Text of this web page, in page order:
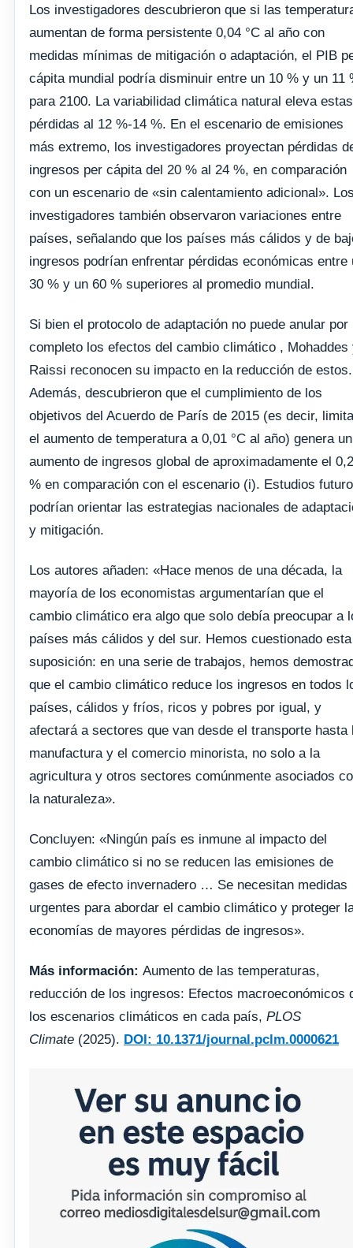
Los investigadores descubrieron que si las
aumentan de forma persistente 0,04 °C al año con
medidas mínimas de mitigación o adaptación, el PIB
cápita mundial podría disminuir entre un 10 % y un 11
para 2100. La variabilidad climática natural eleva estas
pérdidas al 12 %-14 %. En el escenario de emisiones
más extremo, los investigadores proyectan pérdidas
ingresos per cápita del 20 % al 24 %, en comparación
con un escenario de «sin calentamiento adicional».
investigadores también observaron variaciones entre
países, señalando que los países más cálidos y de
ingresos podrían enfrentar pérdidas económicas entre
30 % y un 60 % superiores al promedio mundial.
Si bien el protocolo de adaptación no puede anular por
completo los efectos del cambio climático , Mohaddes
Raissi reconocen su impacto en la reducción de estos.
Además, descubrieron que el cumplimiento de los
objetivos del Acuerdo de París de 2015 (es decir,
el aumento de temperatura a 0,01 °C al año) genera un
aumento de ingresos global de aproximadamente el
% en comparación con el escenario (i). Estudios
podrían orientar las estrategias nacionales de
y mitigación.
Los autores añaden: «Hace menos de una década, la
mayoría de los economistas argumentarían que el
cambio climático era algo que solo debía preocupar a
países más cálidos y del sur. Hemos cuestionado esta
suposición: en una serie de trabajos, hemos
que el cambio climático reduce los ingresos en todos
países, cálidos y fríos, ricos y pobres por igual, y
afectará a sectores que van desde el transporte hasta
manufactura y el comercio minorista, no solo a la
agricultura y otros sectores comúnmente asociados
la naturaleza».
Concluyen: «Ningún país es inmune al impacto del
cambio climático si no se reducen las emisiones de
gases de efecto invernadero … Se necesitan medidas
urgentes para abordar el cambio climático y proteger
economías de mayores pérdidas de ingresos».
Más información: Aumento de las temperaturas,
reducción de los ingresos: Efectos macroeconómicos
los escenarios climáticos en cada país, PLOS
Climate (2025). DOI: 10.1371/journal.pclm.0000621